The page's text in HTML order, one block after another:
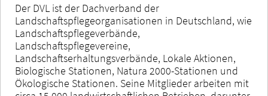
Der DVL ist der Dachverband der
Landschaftspflegeorganisationen in Deutschland, wie
Landschaftspflegeverbände,
Landschaftspflegevereine,
Landschaftserhaltungsverbände, Lokale Aktionen,
Biologische Stationen, Natura 2000-Stationen und
Ökologische Stationen. Seine Mitglieder arbeiten mit